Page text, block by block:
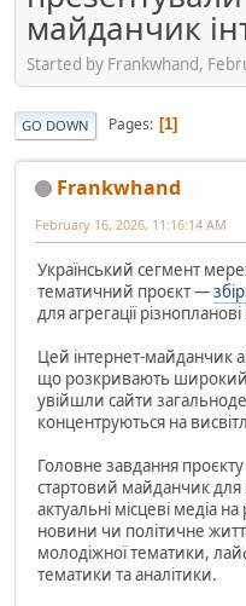
майданчик
Started by Frankwhand,
GO DOWN Pages 1
Frankwhand
February 16, 2026, 11:16:14 AM
Український сегмент
тематичний проєкт —
для агрегації
Цей інтернет-майданчик
що розкривають широкий
увійшли сайти
концентруються на
Головне завдання
стартовий майданчик для
актуальні місцеві медіа
новини чи політичне життя
молодіжної тематики,
тематики та аналітики.